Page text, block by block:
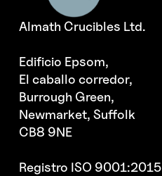
Almath Crucibles Ltd.
Edificio Epsom,
El caballo corredor,
Burrough Green,
Newmarket, Suffolk
CB8 9NE
Registro ISO 9001:2015